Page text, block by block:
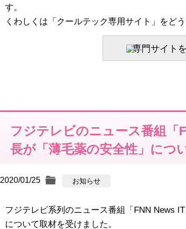
す。
くわしくは「クールテック専用サイト」をど
専門サイト
フジテレビのニュース番組「
長が「薄毛薬の安全性」につ
2020/01/25 お知らせ
フジテレビ系列のニュース番組「FNN News
について取材を受けました。